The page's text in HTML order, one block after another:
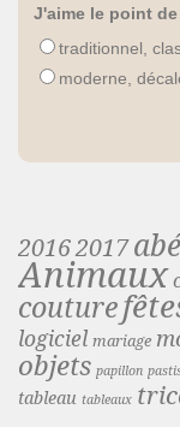
J'aime le point
traditionnel,
moderne,
20162017
Animaux
couture
logiciel mariage
objets papillon
tableau tableaux